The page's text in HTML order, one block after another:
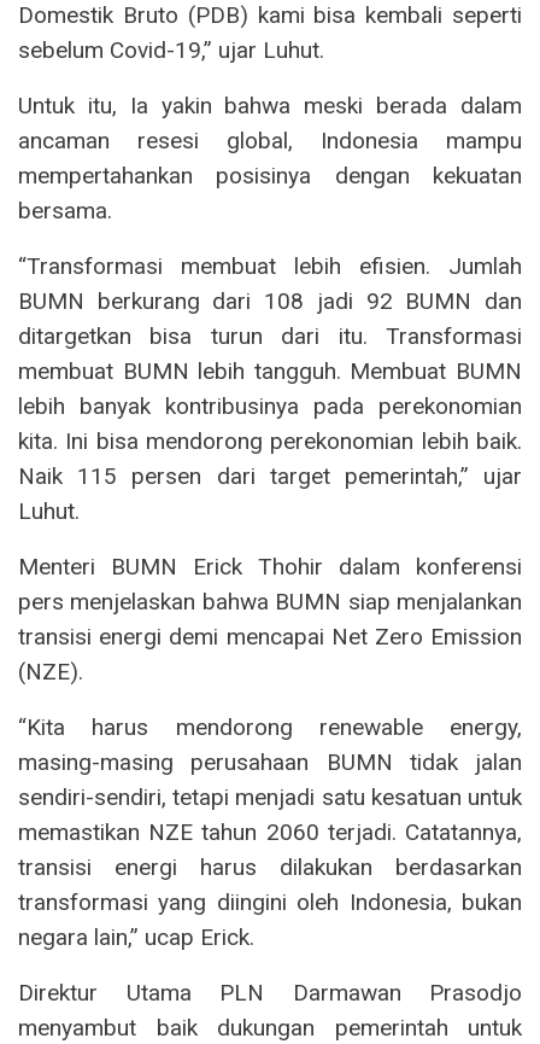
Domestik Bruto (PDB) kami bisa kembali seperti
sebelum Covid-19,” ujar Luhut.
Untuk itu, Ia yakin bahwa meski berada dalam
ancaman resesi global, Indonesia mampu
mempertahankan posisinya dengan kekuatan
bersama.
“Transformasi membuat lebih efisien. Jumlah
BUMN berkurang dari 108 jadi 92 BUMN dan
ditargetkan bisa turun dari itu. Transformasi
membuat BUMN lebih tangguh. Membuat BUMN
lebih banyak kontribusinya pada perekonomian
kita. Ini bisa mendorong perekonomian lebih baik.
Naik 115 persen dari target pemerintah,” ujar
Luhut.
Menteri BUMN Erick Thohir dalam konferensi
pers menjelaskan bahwa BUMN siap menjalankan
transisi energi demi mencapai Net Zero Emission
(NZE).
“Kita harus mendorong renewable energy,
masing-masing perusahaan BUMN tidak jalan
sendiri-sendiri, tetapi menjadi satu kesatuan untuk
memastikan NZE tahun 2060 terjadi. Catatannya,
transisi energi harus dilakukan berdasarkan
transformasi yang diingini oleh Indonesia, bukan
negara lain,” ucap Erick.
Direktur Utama PLN Darmawan Prasodjo
menyambut baik dukungan pemerintah untuk